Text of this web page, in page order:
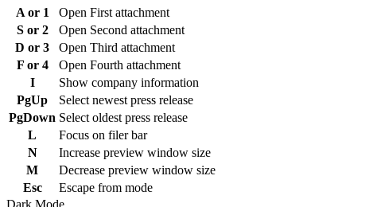
A or 1
Open First attachment
S or 2
Open Second attachment
D or 3
Open Third attachment
F or 4
Open Fourth attachment
I
Show company information
PgUp
Select newest press release
PgDown Select oldest press release
L
Focus on filer bar
N
Increase preview window size
M
Decrease preview window size
Esc
Escape from mode
Dark Mode